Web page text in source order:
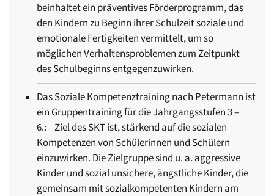
beinhaltet ein präventives Förderprogramm, das
den Kindern zu Beginn ihrer Schulzeit soziale und
emotionale Fertigkeiten vermittelt, um so
möglichen Verhaltensproblemen zum Zeitpunkt
des Schulbeginns entgegenzuwirken.
Das Soziale Kompetenztraining nach Petermann ist
ein Gruppentraining für die Jahrgangsstufen 3 –
6.: Ziel des SKT ist, stärkend auf die sozialen
Kompetenzen von Schülerinnen und Schülern
einzuwirken. Die Zielgruppe sind u. a. aggressive
Kinder und sozial unsichere, ängstliche Kinder, die
gemeinsam mit sozialkompetenten Kindern am